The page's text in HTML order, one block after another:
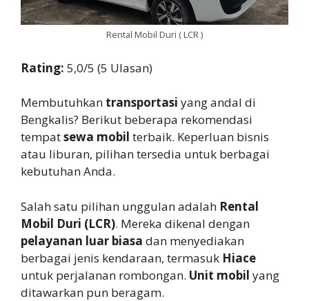
Rental Mobil Duri ( LCR )
Rating: 5,0/5 (5 Ulasan)
Membutuhkan transportasi yang andal di
Bengkalis? Berikut beberapa rekomendasi
tempatsewa mobil terbaik. Keperluan bisnis
atau liburan, pilihan tersedia untuk berbagai
kebutuhan Anda.
Salah satu pilihan unggulan adalah Rental
Mobil Duri (LCR). Mereka dikenal dengan
pelayanan luar biasa dan menyediakan
berbagai jenis kendaraan, termasuk Hiace
untuk perjalanan rombongan. Unit mobil yang
ditawarkan pun beragam.